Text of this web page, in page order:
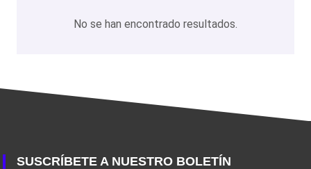
No se han encontrado resultados.
SUSCRÍBETE A NUESTRO BOLETÍN